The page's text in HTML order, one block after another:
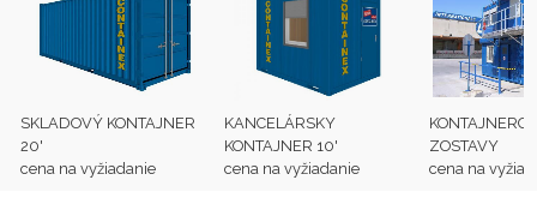
SKLADOVÝ KONTAJNER
20'
cena na vyžiadanie
KANCELÁRSKY
KONTAJNER 10'
cena na vyžiadanie
ZOSTAVY
cena na